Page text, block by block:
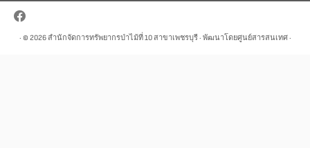
· © 2026สำนักจัดการทรัพยากรป่าไม้ที่ 10 สาขาเพชรบุรี· พัฒนาโดยศูนย์สารสนเทศ ·